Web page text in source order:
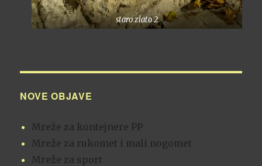
staro zlato 2
NOVE OBJAVE
Mreže za kontejnere PP
Mreže za rukomet i mali nogomet
Mreže za sport